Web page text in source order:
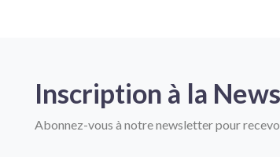
Inscription à la
Abonnez-vous à notre newsletter pour